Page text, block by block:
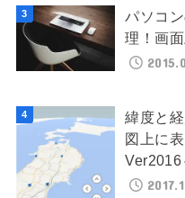
パソコ
理！画
緯度と
図上に
Ver2016